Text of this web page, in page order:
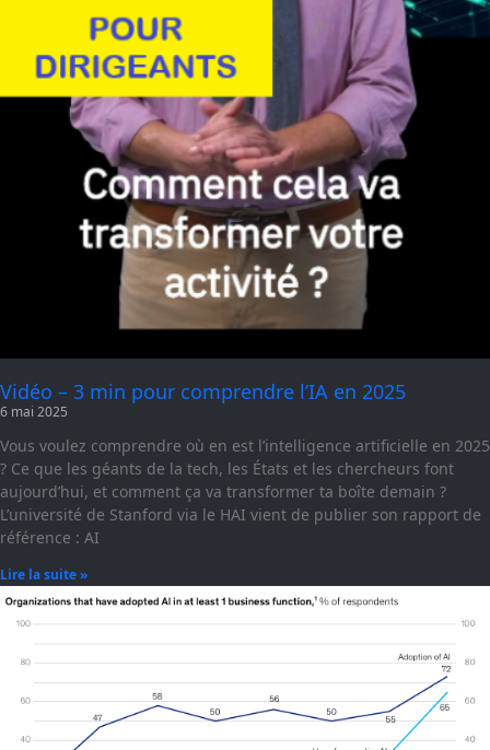
Vidéo – 3 min pour comprendre l’IA en 2025
6 mai 2025
Vous voulez comprendre où en est l’intelligence artificielle en 2025
? Ce que les géants de la tech, les États et les chercheurs font
aujourd’hui, et comment ça va transformer ta boîte demain ?
L’université de Stanford via le HAI vient de publier son rapport de
référence : AI
Lire la suite »